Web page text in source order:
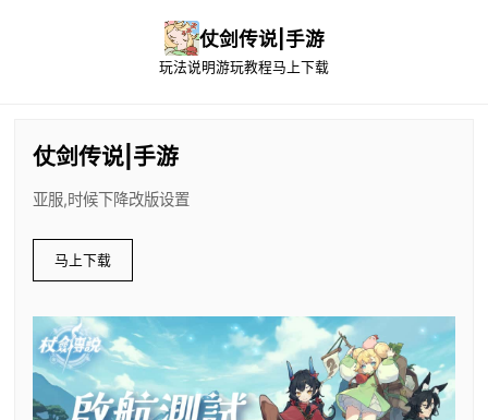
仗剑传说|手游
玩法说明游玩教程马上下载
仗剑传说|手游
亚服,时候下降改版设置
马上下载